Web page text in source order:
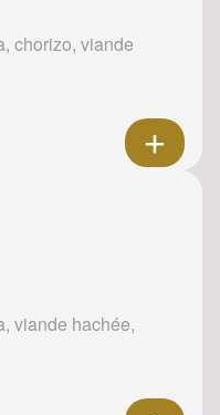
chorizo, viande
viande hachée,